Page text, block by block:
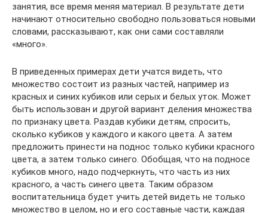
занятия, все время меняя материал. В результате дети
начинают отно­сительно свободно пользоваться новыми
словами, рассказывают, как они сами составляли
«много».
В приведенных примерах дети учатся видеть, что
множест­во состоит из разных частей, например из
красных и синих ку­биков или серых и белых уток. Может
быть использован и дру­гой вариант деления множества
по признаку цвета. Раздав кубики детям, спросить,
сколько кубиков у каждого и какого цве­та. А затем
предложить принести на поднос только кубики крас­ного
цвета, а затем только синего. Обобщая, что на подносе
ку­биков много, надо подчеркнуть, что часть из них
красного, а часть синего цвета. Таким образом
воспитательница будет учить детей видеть не только
множество в целом, но и его со­ставные части, каждая